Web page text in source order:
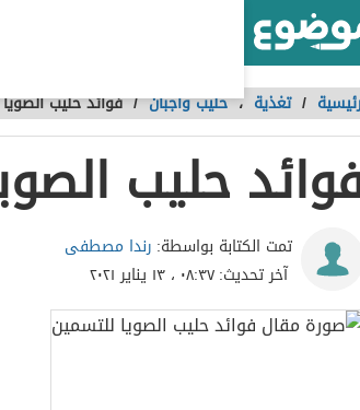
/ تغذية ،حليب وأجبان /فوائد حليب
حليب
تمت الكتابة بواسطة: رندا مصطفى
آخر تحديث:٠٨:٣٧ ، ١٣ يناير ٢٠٢١